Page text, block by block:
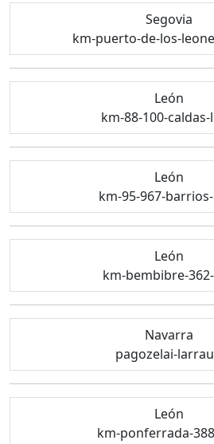
Segovia
km-puerto-de-los-
León
km-88-100-
León
km-95-967-
León
km-bembibre-
Navarra
pagozelai-
León
km-ponferrada-